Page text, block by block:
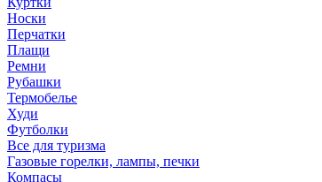
Носки
Перчатки
Плащи
Ремни
Рубашки
Термобелье
Худи
Футболки
Все для туризма
Газовые горелки, лампы, печки
Компасы